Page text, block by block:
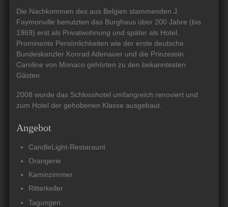
Die Nachkommen des aus Belgien stammenden J.
Faymonville benutzten das Burghaus über 200 Jahre (bis
1969) erst als Privatwohnung und später als Hotel.
Prominente Persönlichkeiten wie der erste deutsche
Bundeskanzler Konrad Adenauer und die Prinzessin
Caroline von Monaco gehörten zu den bekanntesten
Gästen.
2008 wurde das Schlosshotel umfangreich renoviert und
zum Hotel der gehobenen Klasse ausgebaut.
Angebot
CandleLight-Restaraunt
Orangerie
Kaminzimmer
Ritterkeller
Tagungen